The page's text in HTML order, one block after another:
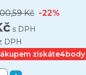
Kč -22%
s DPH
DPH
získáte4body